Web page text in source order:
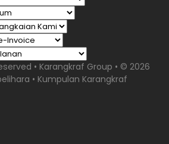
• Karangkraf Group • © 2026
• Kumpulan Karangkraf